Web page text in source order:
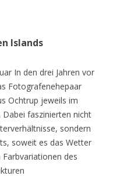
Islands
In den drei Jahren vor
Fotografenehepaar
Ochtrup jeweils im
Dabei faszinierten nicht
sondern
soweit es das Wetter
des